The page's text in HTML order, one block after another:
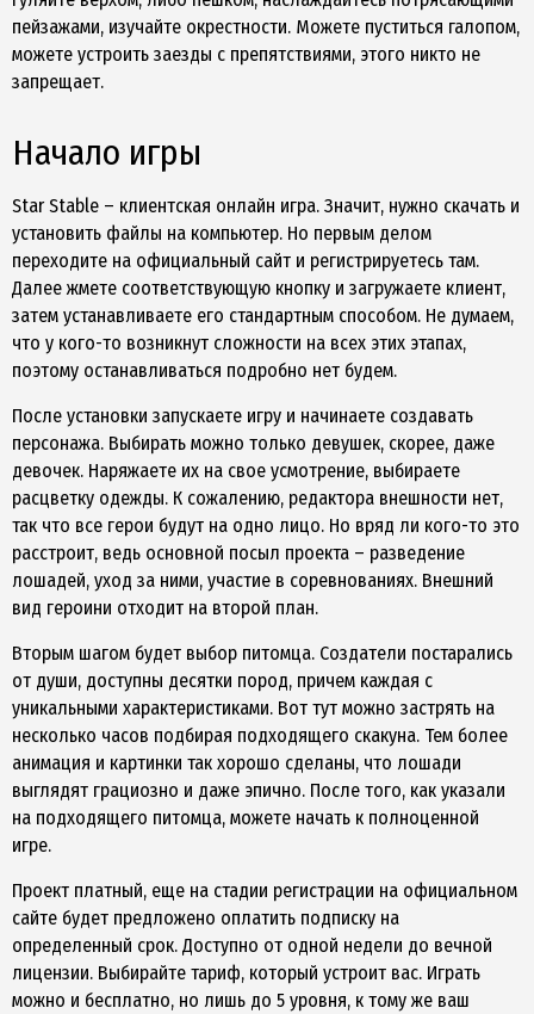
пейзажами, изучайте окрестности. Можете пуститься галопом,
можете устроить заезды с препятствиями, этого никто не
запрещает.
Начало игры
Star Stable – клиентская онлайн игра. Значит, нужно скачать и
установить файлы на компьютер. Но первым делом
переходите на официальный сайт и регистрируетесь там.
Далее жмете соответствующую кнопку и загружаете клиент,
затем устанавливаете его стандартным способом. Не думаем,
что у кого-то возникнут сложности на всех этих этапах,
поэтому останавливаться подробно нет будем.
После установки запускаете игру и начинаете создавать
персонажа. Выбирать можно только девушек, скорее, даже
девочек. Наряжаете их на свое усмотрение, выбираете
расцветку одежды. К сожалению, редактора внешности нет,
так что все герои будут на одно лицо. Но вряд ли кого-то это
расстроит, ведь основной посыл проекта – разведение
лошадей, уход за ними, участие в соревнованиях. Внешний
вид героини отходит на второй план.
Вторым шагом будет выбор питомца. Создатели постарались
от души, доступны десятки пород, причем каждая с
уникальными характеристиками. Вот тут можно застрять на
несколько часов подбирая подходящего скакуна. Тем более
анимация и картинки так хорошо сделаны, что лошади
выглядят грациозно и даже эпично. После того, как указали
на подходящего питомца, можете начать к полноценной
игре.
Проект платный, еще на стадии регистрации на официальном
сайте будет предложено оплатить подписку на
определенный срок. Доступно от одной недели до вечной
лицензии. Выбирайте тариф, который устроит вас. Играть
можно и бесплатно, но лишь до 5 уровня, к тому же ваш